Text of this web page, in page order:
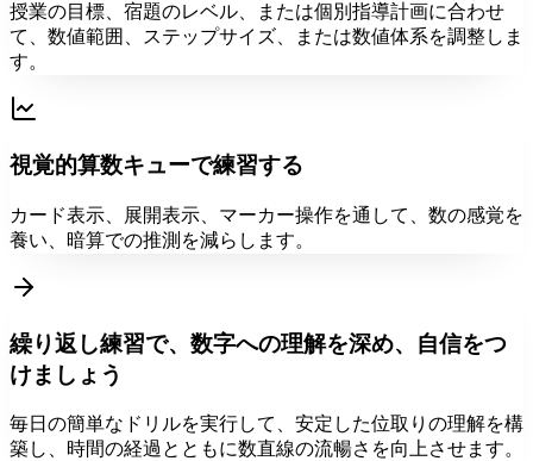
授業の目標、宿題のレベル、または個別指導計画に合わせ
て、数値範囲、ステップサイズ、または数値体系を調整しま
す。
視覚的算数キューで練習する
カード表示、展開表示、マーカー操作を通して、数の感覚を
養い、暗算での推測を減らします。
繰り返し練習で、数字への理解を深め、自信をつ
けましょう
毎日の簡単なドリルを実行して、安定した位取りの理解を構
築し、時間の経過とともに数直線の流暢さを向上させます。